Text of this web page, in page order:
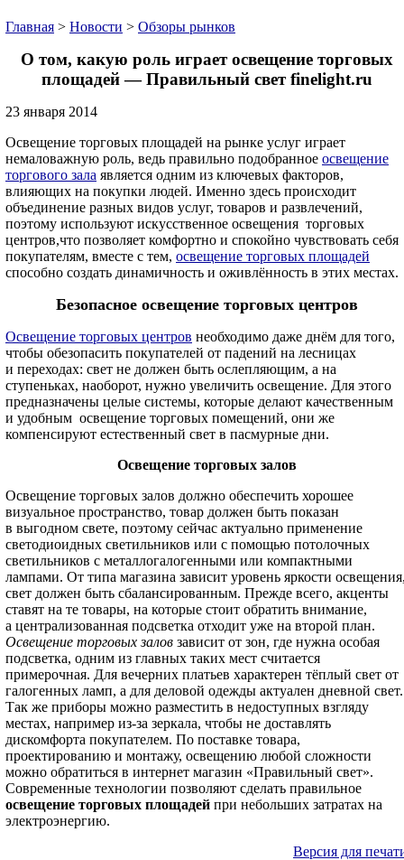
Главная > Новости > Обзоры рынков
О том, какую роль играет освещение торговых
площадей — Правильный свет finelight.ru
23 января 2014
Освещение торговых площадей на рынке услуг играет
немаловажную роль, ведь правильно подобранное освещение
торгового зала является одним из ключевых факторов,
влияющих на покупки людей. Именно здесь происходит
объединение разных видов услуг, товаров и развлечений,
поэтому используют искусственное освещения торговых
центров,что позволяет комфортно и спокойно чувствовать себя
покупателям, вместе с тем, освещение торговых площадей
способно создать динамичность и оживлённость в этих местах.
Безопасное освещение торговых центров
Освещение торговых центров необходимо даже днём для того,
чтобы обезопасить покупателей от падений на лесницах
и переходах: свет не должен быть ослепляющим, а на
ступеньках, наоборот, нужно увеличить освещение. Для этого
предназначены целые системы, которые делают качественным
и удобным освещение торговых помещений, они же
компенсируют естественный свет в пасмурные дни.
Освещение торговых залов
Освещение торговых залов должно обеспечить хорошее
визуальное пространство, товар должен быть показан
в выгодном свете, поэтому сейчас актуально применение
светодиоидных светильников или с помощью потолочных
светильников с металлогалогенными или компактными
лампами. От типа магазина зависит уровень яркости
свет должен быть сбалансированным. Прежде всего, акценты
ставят на те товары, на которые стоит обратить внимание,
а централизованная подсветка отходит уже на второй план.
Освещение торговых залов зависит от зон, где нужна особая
подсветка, одним из главных таких мест считается
примерочная. Для вечерних платьев характерен тёплый свет от
галогенных ламп, а для деловой одежды актуален дневной свет.
Так же приборы можно разместить в недоступных взгляду
местах, например из-за зеркала, чтобы не доставлять
дискомфорта покупателем. По поставке товара,
проектированию и монтажу, освещению любой сложности
можно обратиться в интернет магазин «Правильный свет».
Современные технологии позволяют сделать правильное
освещение торговых площадей при небольших затратах на
электроэнергию.
Версия для